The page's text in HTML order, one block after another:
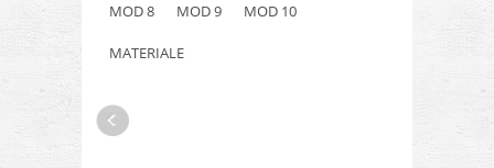
MOD 8 MOD 9 MOD 10
MATERIALE